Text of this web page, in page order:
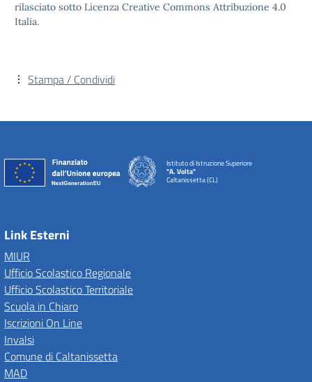
rilasciato sotto Licenza Creative Commons Attribuzione 4.0
Italia.
Stampa / Condividi
Istituto di Istruzione Superiore
"A. Volta"
Caltanissetta (CL)
Link Esterni
MIUR
Ufficio Scolastico Regionale
Ufficio Scolastico Territoriale
Scuola in Chiaro
Iscrizioni On Line
Invalsi
Comune di Caltanissetta
MAD